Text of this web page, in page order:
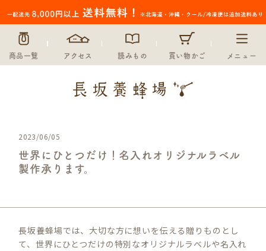
商品一覧 アクセス 読みもの 買い物かご メニュー
2023/06/05
世界にひとつだけ！名入れオリジナルラベル
製作承ります。
長坂養蜂場では、大切な方に想いを伝える贈りものとし
て、世界にひとつだけの特別なオリジナルラベルや名入れ